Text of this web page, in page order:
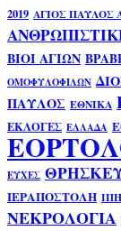
2019 ΑΓΙΟΣ ΠΑΥΛΟΣ
ΒΙΟΙ ΑΓΙΩΝ
ΟΜΟΦΥΛΟΦΙΛΩΝ
ΠΑΥΛΟΣ ΕΘΝΙΚΑ
ΕΚΛΟΓΕΣ ΕΛΛΑΔΑ
ΕΥΧΕΣ
ΙΕΡΑΠΟΣΤΟΛΗ
ΝΕΚΡΟΛΟΓΙΑ